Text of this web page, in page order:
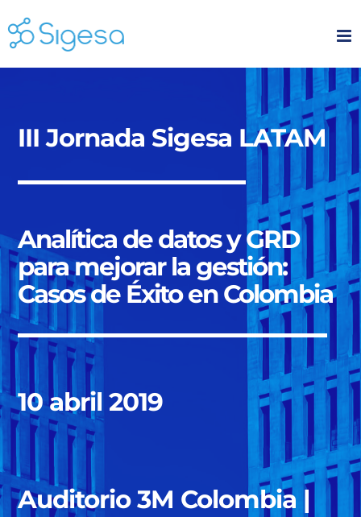
to
content
III Jornada Sigesa LATAM
Analítica de datos y GRD
para mejorar la gestión:
Casos de Éxito en Colombia
10 abril 2019
Auditorio 3M Colombia |